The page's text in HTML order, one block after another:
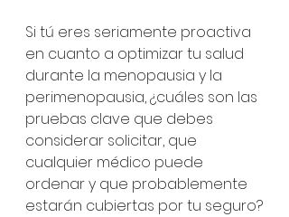
Si tú eres seriamente proactiva
en cuanto a optimizar tu salud
durante la menopausia y la
perimenopausia, ¿cuáles son las
pruebas clave que debes
considerar solicitar, que
cualquier médico puede
ordenar y que probablemente
estarán cubiertas por tu seguro?